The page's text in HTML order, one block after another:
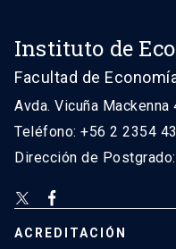
Instituto de
Facultad de
Avda. Vicuña
Teléfono: +56 2 2354
Dirección de
ACREDITACIÓN